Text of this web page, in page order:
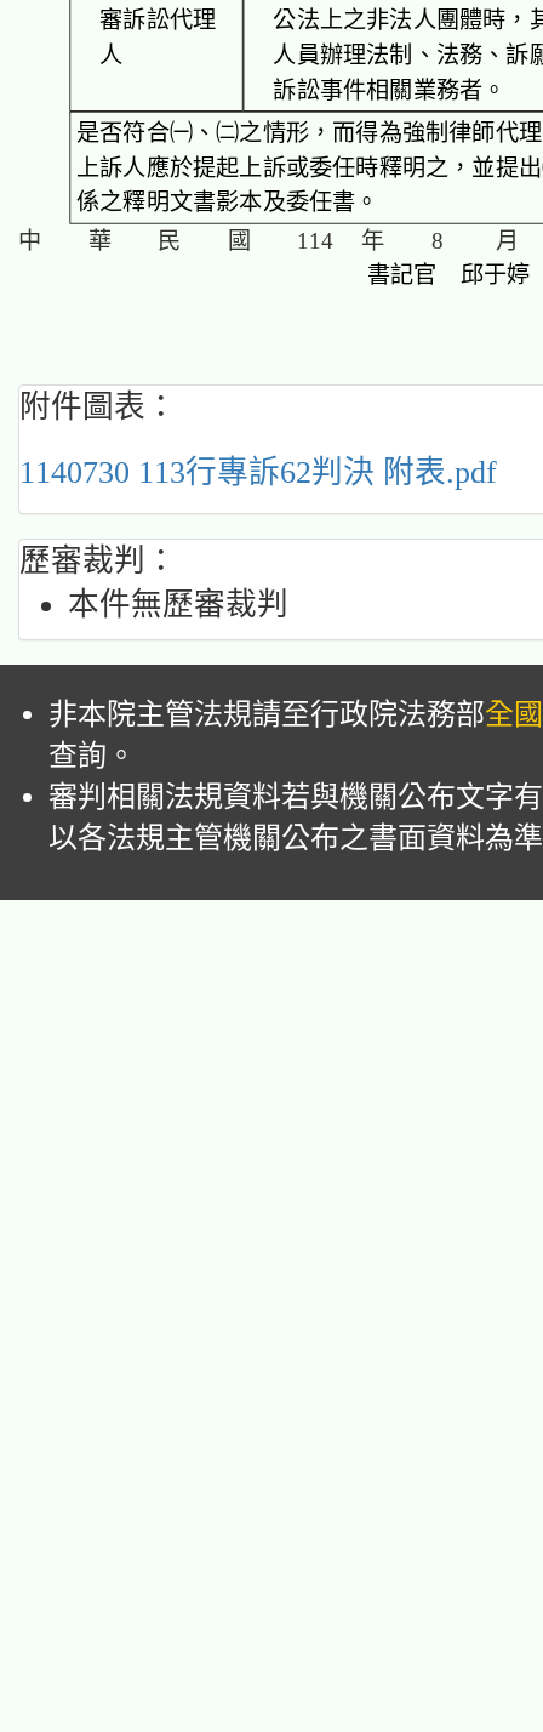
審訴訟代理
人
公法上之非法人團體時，
人員辦理法制、法務、訴
訴訟事件相關業務者。
是否符合㈠、㈡之情形，而得為強制律師代
上訴人應於提起上訴或委任時釋明之，並提
係之釋明文書影本及委任書。
中 華 民 國 114 年 8 月
書記官 邱于婷
附件圖表：
1140730 113行專訴62判決 附表.pdf
歷審裁判：
本件無歷審裁判
非本院主管法規請至行政院法務部全
查詢。
審判相關法規資料若與機關公布文字
以各法規主管機關公布之書面資料為